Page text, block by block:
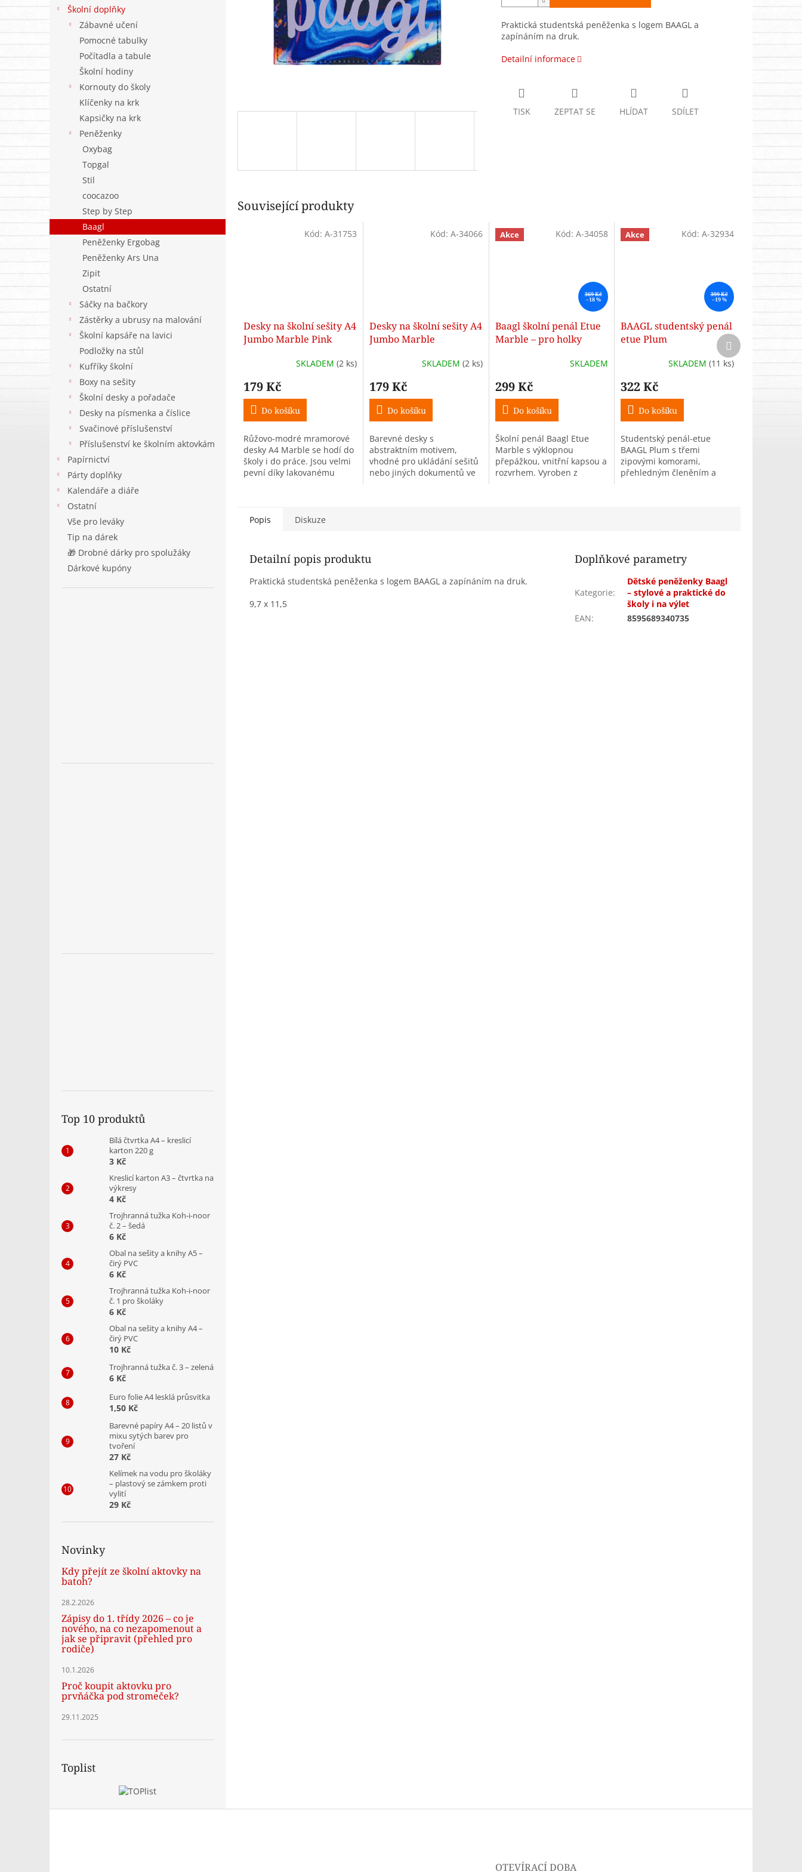
Školní doplňky
Zábavné učení
Pomocné tabulky
Počítadla a tabule
Školní hodiny
Kornouty do školy
Klíčenky na krk
Kapsičky na krk
Peněženky
Oxybag
Topgal
Stil
coocazoo
Step by Step
Baagl
Peněženky Ergobag
Peněženky Ars Una
Zipit
Ostatní
Sáčky na bačkory
Zástěrky a ubrusy na malování
Školní kapsáře na lavici
Podložky na stůl
Kufříky školní
Boxy na sešity
Školní desky a pořadače
Desky na písmenka a číslice
Svačinové příslušenství
Příslušenství ke školním aktovkám
Papírnictví
Párty doplňky
Kalendáře a diáře
Ostatní
Vše pro leváky
Tip na dárek
🎁 Drobné dárky pro spolužáky
Dárkové kupóny
Top 10 produktů
Bílá čtvrtka A4 – kreslicí
karton 220 g
3 Kč
Kreslicí karton A3 – čtvrtka na
výkresy
4 Kč
Trojhranná tužka Koh-i-noor
č. 2 – šedá
6 Kč
Obal na sešity a knihy A5 –
čirý PVC
6 Kč
Trojhranná tužka Koh-i-noor
č. 1 pro školáky
6 Kč
Obal na sešity a knihy A4 –
čirý PVC
10 Kč
Trojhranná tužka č. 3 – zelená
6 Kč
Euro folie A4 lesklá průsvitka
1,50 Kč
Barevné papíry A4 – 20 listů v
mixu sytých barev pro
tvoření
27 Kč
Kelímek na vodu pro školáky
– plastový se zámkem proti
vylití
29 Kč
Novinky
Kdy přejít ze školní aktovky na
batoh?
28.2.2026
Zápisy do 1. třídy 2026 – co je
nového, na co nezapomenout a
jak se připravit (přehled pro
rodiče)
10.1.2026
Proč koupit aktovku pro
prvňáčka pod stromeček?
29.11.2025
Toplist
Praktická studentská peněženka s logem BAAGL a
zapínáním na druk.
Detailní informace
TISK ZEPTAT SE HLÍDAT SDÍLET
Související produkty
Desky na školní sešity A4
Jumbo Marble Pink
SKLADEM (2 ks)
179 Kč
Do košíku
Růžovo-modré mramorové
desky A4 Marble se hodí do
školy i do práce. Jsou velmi
pevní díky lakovanému
Kód: A-31753
Desky na školní sešity A4
Jumbo Marble
SKLADEM (2 ks)
179 Kč
Do košíku
Barevné desky s
abstraktním motivem,
vhodné pro ukládání sešitů
nebo jiných dokumentů ve
Kód: A-34066 Akce
369 Kč
–18 %
Baagl školní penál Etue
Marble – pro holky
SKLADEM
299 Kč
Do košíku
Školní penál Baagl Etue
Marble s výklopnou
přepážkou, vnitřní kapsou a
rozvrhem. Vyroben z
Kód:A-34058 Akce
399 Kč
–19 %
BAAGL studentský penál
etue Plum
SKLADEM (11 ks)
322 Kč
Do košíku
Studentský penál-etue
BAAGL Plum s třemi
zipovými komorami,
přehledným členěním a
Kód: A-32934
Další
produkt
Popis Diskuze
Detailní popis produktu
Praktická studentská peněženka s logem BAAGL a zapínáním na druk.
9,7 x 11,5
Doplňkové parametry
Kategorie:
Dětské peněženky Baagl
– stylové a praktické do
školy i na výlet
EAN: 8595689340735
OTEVÍRACÍ DOBA